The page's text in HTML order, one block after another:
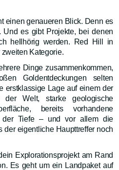
einen genaueren Blick. Denn es
Und es gibt Projekte, bei denen
hellhörig werden. Red Hill in
Kategorie.
Dinge zusammenkommen,
Goldentdeckungen selten
erstklassige Lage auf einem der
der Welt, starke geologische
bereits vorhandene
der Tiefe – und vor allem die
der eigentliche Haupttreffer noch
Explorationsprojekt am Rand
Es geht um ein Landpaket auf